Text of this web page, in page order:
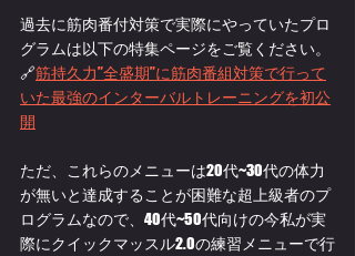
過去に筋肉番付対策で実際にやっていたプロ
グラムは以下の特集ページをご覧ください。
🔗筋持久力”全盛期”に筋肉番組対策で行って
いた最強のインターバルトレーニングを初公
開
ただ、これらのメニューは20代~30代の体力
が無いと達成することが困難な超上級者のプ
ログラムなので、40代~50代向けの今私が実
際にクイックマッスル2.0の練習メニューで行